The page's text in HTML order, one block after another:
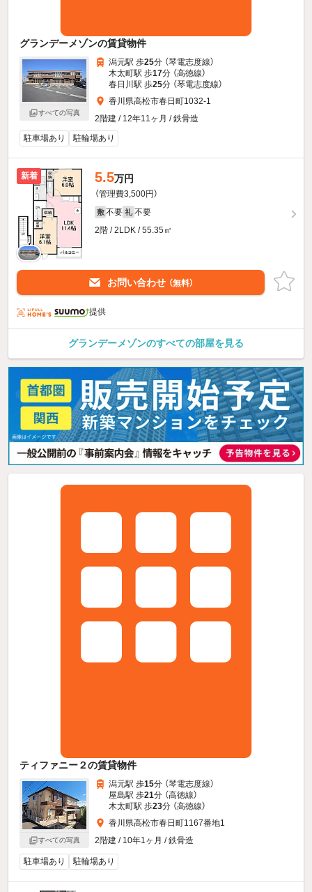
グランデーメゾンの賃貸物件
すべての写真
潟元駅 歩25分 （琴電志度線）
木太町駅 歩17分 （高徳線）
春日川駅 歩25分 （琴電志度線）
香川県高松市春日町1032-1
2階建 / 12年11ヶ月 / 鉄骨造
駐車場あり
駐輪場あり
新着 5.5万円
（管理費3,500円）
敷 不要 礼 不要
2階 / 2LDK / 55.35㎡
お問い合わせ （無料）
提供
グランデーメゾンのすべての部屋を見る
ティファニー２の賃貸物件
すべての写真
潟元駅 歩15分 （琴電志度線）
屋島駅 歩21分 （高徳線）
木太町駅 歩23分 （高徳線）
香川県高松市春日町1167番地1
2階建 / 10年1ヶ月 / 鉄骨造
駐車場あり 駐輪場あり